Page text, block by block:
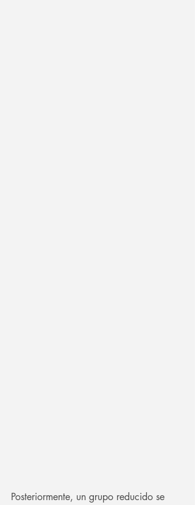
Posteriormente, un grupo reducido se